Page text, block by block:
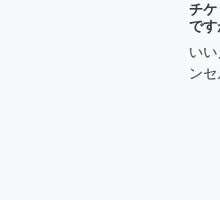
チ
です
い
ンセ